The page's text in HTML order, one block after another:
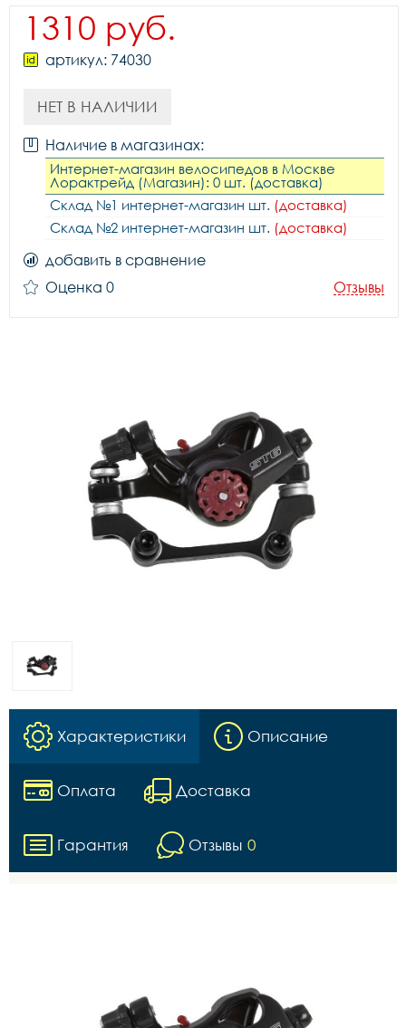
1310 руб.
артикул: 74030
НЕТ В НАЛИЧИИ
Наличие в магазинах:
Интернет-магазин велосипедов в Москве
Лорактрейд (Магазин): 0 шт. (доставка)
Склад №1 интернет-магазин шт. (доставка)
Склад №2 интернет-магазин шт. (доставка)
добавить в сравнение
Оценка 0
Отзывы
Характеристики Описание
Оплата Доставка
Гарантия Отзывы 0